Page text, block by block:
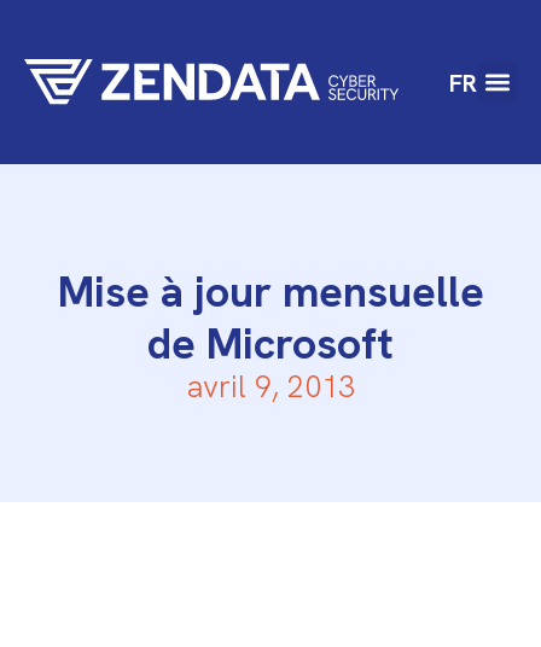
FR
Mise à jour mensuelle
de Microsoft
avril 9, 2013